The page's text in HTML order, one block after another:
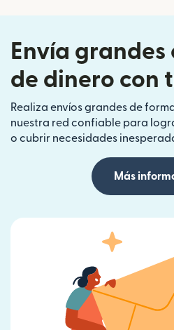
Envía
de dinero con
Realiza envíos grandes de
nuestra red confiable para
o cubrir necesidades
Más